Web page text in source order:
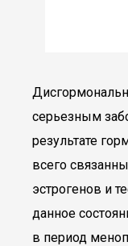
серьезным
результате
всего
эстрогенов и
данное
в период